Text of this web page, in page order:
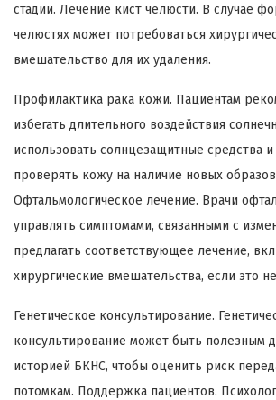
стадии. Лечение кист челюсти. В случае
челюстях может потребоваться
вмешательство для их удаления.
Профилактика рака кожи. Пациентам
избегать длительного воздействия
использовать солнцезащитные средства и
проверять кожу на наличие новых
Офтальмологическое лечение. Врачи
управлять симптомами, связанными с
предлагать соответствующее лечение,
хирургические вмешательства, если это
Генетическое консультирование.
консультирование может быть полезным
историей БКНС, чтобы оценить риск
потомкам. Поддержка пациентов.